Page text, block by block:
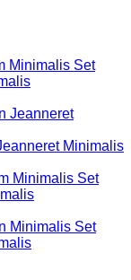
Set
Minimalis
Set
Set